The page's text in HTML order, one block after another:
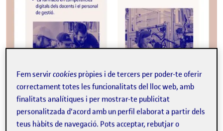
Infografia
Quins són els quatre factors clau
per abordar la transformació
digital de les institucions?
DESIRÉE GÓMEZ CARDOSA, GUILLEM GARCIA BRUSTENGA
eLearning Innovation Center, UOC
Fem servircookies pròpies i de tercers per poder-te oferir
correctament totes les funcionalitats del lloc web, amb
finalitats analítiques i per mostrar-te publicitat
personalitzada d'acord amb un perfil elaborat a partir dels
teus hàbits de navegació. Pots acceptar, rebutjar o